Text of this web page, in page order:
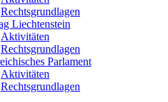
Rechtsgrundlagen
Liechtenstein
Aktivitäten
Rechtsgrundlagen
Parlament
Aktivitäten
Rechtsgrundlagen